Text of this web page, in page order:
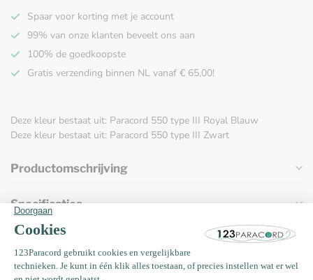
Spaar voor korting met je account
99% van onze klanten beveelt ons aan
100% de goedkoopste
Gratis verzending binnen NL vanaf € 65,00!
Deze kleur bestaat uit: Paracord 550 type III Royal Blauw
Deze kleur bestaat uit: Paracord 550 type III Zwart
Productomschrijving
Specificaties
Vaak samen gekocht met